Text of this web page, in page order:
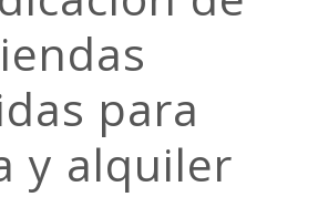
para
y alquiler